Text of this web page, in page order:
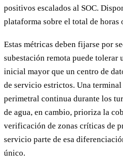
positivos escalados al SOC.
plataforma sobre el total de horas
Estas métricas deben fijarse por
subestación remota puede
inicial mayor que un centro de
de servicio estrictos. Una
perimetral continua durante los
de agua, en cambio, prioriza la
verificación de zonas críticas de
servicio parte de esa
único.